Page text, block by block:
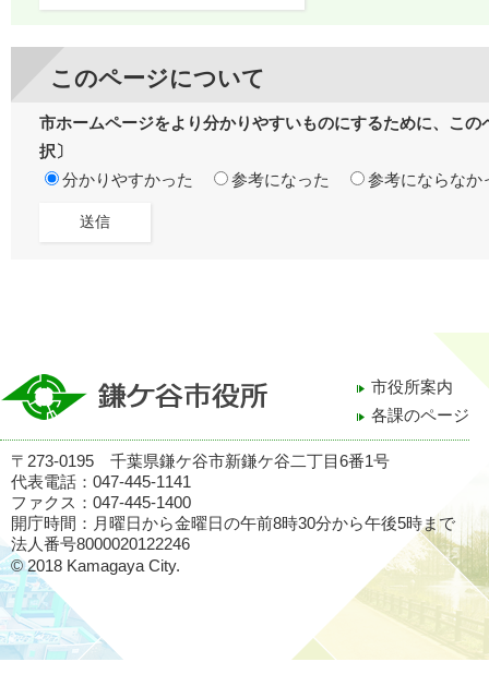
このページについて
市ホームページをより分かりやすいものにするために、こ
択〕
分かりやすかった
参考になった 参考にならなか
市役所案内
各課のページ
〒273-0195 千葉県鎌ケ谷市新鎌ケ谷二丁目6番1号
代表電話：047-445-1141
ファクス：047-445-1400
開庁時間：月曜日から金曜日の午前8時30分から午後5時まで
法人番号8000020122246
© 2018 Kamagaya City.